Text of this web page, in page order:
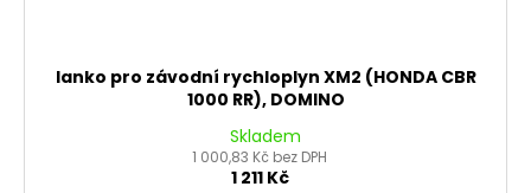
lanko pro závodní rychloplyn XM2 (HONDA CBR
1000 RR), DOMINO
Skladem
1 000,83 Kč bez DPH
1 211 Kč